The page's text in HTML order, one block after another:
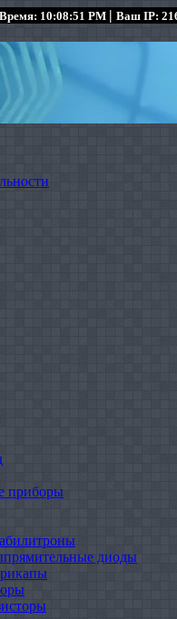
10:08:51 PM | Ваш IP:
приборы
диоды